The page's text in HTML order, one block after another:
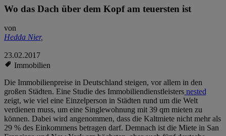
Wo das Dach über dem Kopf am teuersten ist
von
Hedda Nier,
23.02.2017
Immobilien
Die Immobilienpreise in Deutschland steigen, vor allem in den
großen Städten. Eine Studie des Immobiliendienstleisters nested
zeigt, wie viel eine Einzelperson in Städten rund um die Welt
verdienen muss, um eine Singlewohnung mit 39 qm mieten zu
können. Dabei wird angenommen, dass die Kaltmiete nicht mehr als
29 % des Einkommens betragen darf. Demnach ist die Miete in San